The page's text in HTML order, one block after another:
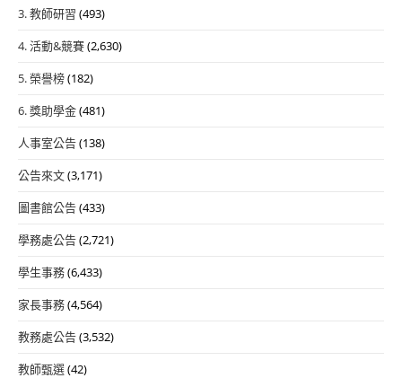
3. 教師研習 (493)
4. 活動&競賽(2,630)
5. 榮譽榜(182)
6. 獎助學金(481)
人事室公告(138)
公告來文(3,171)
圖書館公告(433)
學務處公告(2,721)
學生事務(6,433)
家長事務(4,564)
教務處公告(3,532)
教師甄選(42)